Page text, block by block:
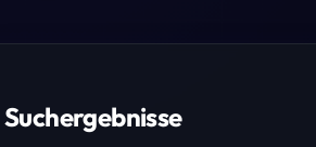
Suchergebnisse